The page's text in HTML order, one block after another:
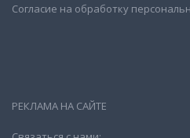
Согласие на обработку
РЕКЛАМА НА САЙТЕ